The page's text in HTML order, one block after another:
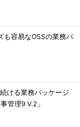
も容易なOSSの業務パ
ける業務パッケージ
管理9 V.2」